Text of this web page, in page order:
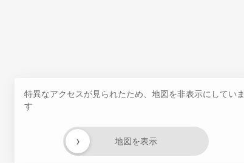
特異なアクセスが見られたため、地図を非表示にしていま
す
地図を表示
›